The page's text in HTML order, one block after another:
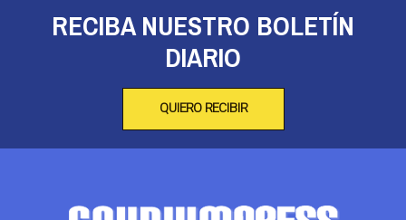
RECIBA NUESTRO BOLETÍN
DIARIO
QUIERO RECIBIR